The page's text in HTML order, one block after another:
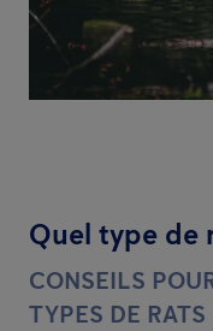
Quel type de
CONSEILS
TYPES DE RATS